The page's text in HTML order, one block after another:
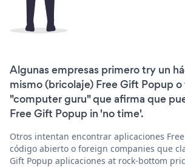
Algunas empresas primero try un
mismo (bricolaje) Free Gift Popup
"computer guru" que afirma que
Free Gift Popup in 'no time'.
Otros intentan encontrar aplicaciones
código abierto o foreign companies que
Gift Popup aplicaciones at rock-bottom